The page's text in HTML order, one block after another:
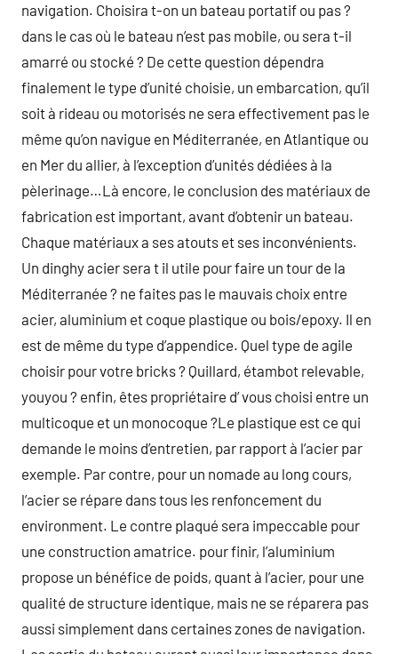
navigation. Choisira t-on un bateau portatif ou pas ?
dans le cas où le bateau n’est pas mobile, ou sera t-il
amarré ou stocké ? De cette question dépendra
finalement le type d’unité choisie, un embarcation, qu’il
soit à rideau ou motorisés ne sera effectivement pas le
même qu’on navigue en Méditerranée, en Atlantique ou
en Mer du allier, à l’exception d’unités dédiées à la
pèlerinage…Là encore, le conclusion des matériaux de
fabrication est important, avant d’obtenir un bateau.
Chaque matériaux a ses atouts et ses inconvénients.
Un dinghy acier sera t il utile pour faire un tour de la
Méditerranée ? ne faites pas le mauvais choix entre
acier, aluminium et coque plastique ou bois/epoxy. Il en
est de même du type d’appendice. Quel type de agile
choisir pour votre bricks ? Quillard, étambot relevable,
youyou ? enfin, êtes propriétaire d’ vous choisi entre un
multicoque et un monocoque ?Le plastique est ce qui
demande le moins d’entretien, par rapport à l’acier par
exemple. Par contre, pour un nomade au long cours,
l’acier se répare dans tous les renfoncement du
environment. Le contre plaqué sera impeccable pour
une construction amatrice. pour finir, l’aluminium
propose un bénéfice de poids, quant à l’acier, pour une
qualité de structure identique, mais ne se réparera pas
aussi simplement dans certaines zones de navigation.